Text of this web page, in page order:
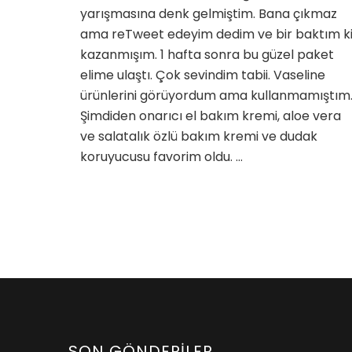
yarışmasına denk gelmiştim. Bana çıkmaz
ama reTweet edeyim dedim ve bir baktım ki
kazanmışım. 1 hafta sonra bu güzel paket
elime ulaştı. Çok sevindim tabii. Vaseline
ürünlerini görüyordum ama kullanmamıştım.
Şimdiden onarıcı el bakım kremi, aloe vera
ve salatalık özlü bakım kremi ve dudak
koruyucusu favorim oldu. …